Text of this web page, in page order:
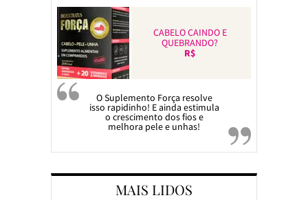
CABELO CAINDO E
QUEBRANDO?
R$
O Suplemento Força resolve
isso rapidinho! E ainda estimula
o crescimento dos fios e
melhora pele e unhas!
MAIS LIDOS